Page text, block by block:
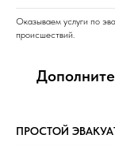
Оказываем услуги по
происшествий.
ПРОСТОЙ